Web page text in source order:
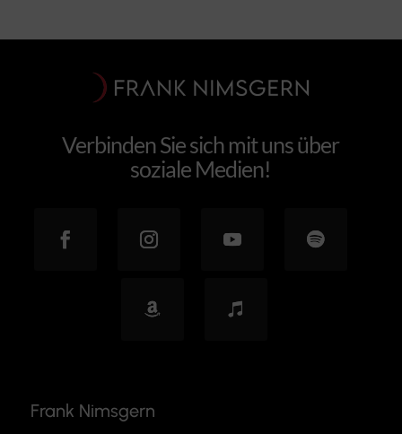
Verbinden Sie sich mit uns über
soziale Medien!
Frank Nimsgern